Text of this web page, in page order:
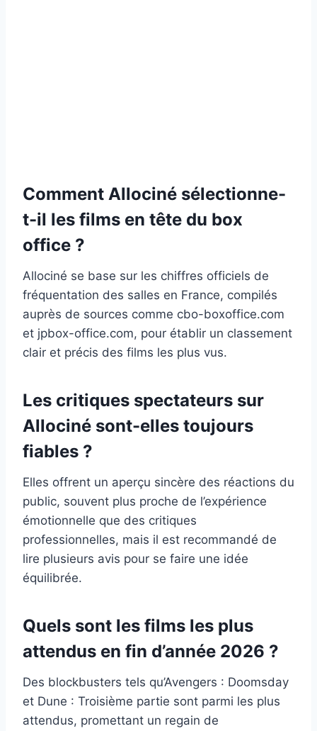
Comment Allociné sélectionne-
t-il les films en tête du box
office ?
Allociné se base sur les chiffres officiels de
fréquentation des salles en France, compilés
auprès de sources comme cbo-boxoffice.com
et jpbox-office.com, pour établir un classement
clair et précis des films les plus vus.
Les critiques spectateurs sur
Allociné sont-elles toujours
fiables ?
Elles offrent un aperçu sincère des réactions du
public, souvent plus proche de l’expérience
émotionnelle que des critiques
professionnelles, mais il est recommandé de
lire plusieurs avis pour se faire une idée
équilibrée.
Quels sont les films les plus
attendus en fin d’année 2026 ?
Des blockbusters tels qu’Avengers : Doomsday
et Dune : Troisième partie sont parmi les plus
attendus, promettant un regain de